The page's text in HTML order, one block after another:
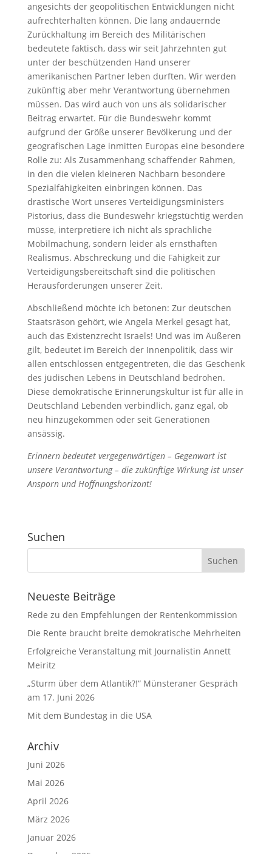
angesichts der geopolitischen Entwicklungen nicht
aufrechterhalten können. Die lang andauernde
Zurückhaltung im Bereich des Militärischen
bedeutete faktisch, dass wir seit Jahrzehnten gut
unter der beschützenden Hand unserer
amerikanischen Partner leben durften. Wir werden
zukünftig aber mehr Verantwortung übernehmen
müssen. Das wird auch von uns als solidarischer
Beitrag erwartet. Für die Bundeswehr kommt
aufgrund der Größe unserer Bevölkerung und der
geografischen Lage inmitten Europas eine besondere
Rolle zu: Als Zusammenhang schaffender Rahmen,
in den die vielen kleineren Nachbarn besondere
Spezialfähigkeiten einbringen können. Das
drastische Wort unseres Verteidigungsministers
Pistorius, dass die Bundeswehr kriegstüchtig werden
müsse, interpretiere ich nicht als sprachliche
Mobilmachung, sondern leider als ernsthaften
Realismus. Abschreckung und die Fähigkeit zur
Verteidigungsbereitschaft sind die politischen
Herausforderungen unserer Zeit.
Abschließend möchte ich betonen: Zur deutschen
Staatsräson gehört, wie Angela Merkel gesagt hat,
auch das Existenzrecht Israels! Und was im Äußeren
gilt, bedeutet im Bereich der Innenpolitik, dass wir
allen entschlossen entgegentreten, die das Geschenk
des jüdischen Lebens in Deutschland bedrohen.
Diese demokratische Erinnerungskultur ist für alle in
Deutschland Lebenden verbindlich, ganz egal, ob
neu hinzugekommen oder seit Generationen
ansässig.
Erinnern bedeutet vergegenwärtigen – Gegenwart ist
unsere Verantwortung – die zukünftige Wirkung ist unser
Ansporn und Hoffnungshorizont!
Suchen
Neueste Beiträge
Rede zu den Empfehlungen der Rentenkommission
Die Rente braucht breite demokratische Mehrheiten
Erfolgreiche Veranstaltung mit Journalistin Annett
Meiritz
„Sturm über dem Atlantik?!“ Münsteraner Gespräch
am 17. Juni 2026
Mit dem Bundestag in die USA
Archiv
Juni 2026
Mai 2026
April 2026
März 2026
Januar 2026